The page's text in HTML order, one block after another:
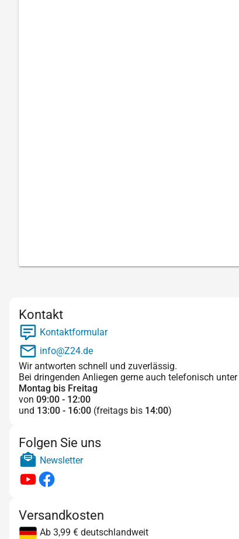
Kontakt
Kontaktformular
info@Z24.de
Wir antworten schnell und zuverlässig.
Bei dringenden Anliegen gerne auch telefonisch unter
Montag bis Freitag
von 09:00 - 12:00
und 13:00 - 16:00 (freitags bis 14:00)
Folgen Sie uns
Newsletter
Versandkosten
Ab 3,99 € deutschlandweit